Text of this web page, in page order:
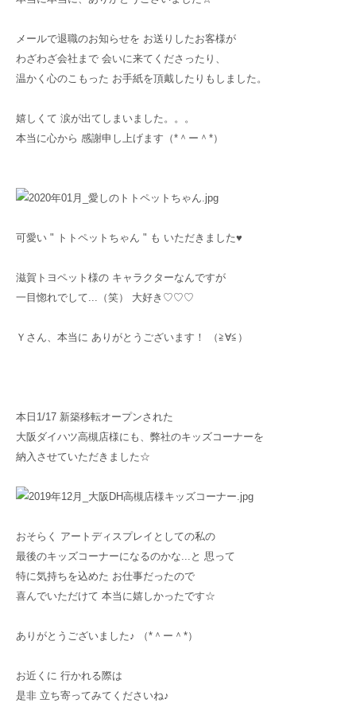
メールで退職のお知らせを お送りしたお客様が
わざわざ会社まで 会いに来てくださったり、
温かく心のこもった お手紙を頂戴したりもしました。
嬉しくて 涙が出てしまいました。。。
本当に心から 感謝申し上げます（*＾ー＾*）
可愛い " トトペットちゃん " も いただきました♥
滋賀トヨペット様の キャラクターなんですが
一目惚れでして...（笑） 大好き♡♡♡
Ｙさん、本当に ありがとうございます！ （≧∀≦）
本日1/17 新築移転オープンされた
大阪ダイハツ高槻店様にも、弊社のキッズコーナーを
納入させていただきました☆
おそらく アートディスプレイとしての私の
最後のキッズコーナーになるのかな...と 思って
特に気持ちを込めた お仕事だったので
喜んでいただけて 本当に嬉しかったです☆
ありがとうございました♪ （*＾ー＾*）
お近くに 行かれる際は
是非 立ち寄ってみてくださいね♪